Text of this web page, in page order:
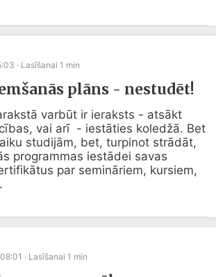
· Lasīšanai 1 min
plāns - nestudēt!
varbūt ir ieraksts - atsākt
vai arī  - iestāties koledžā. Bet
studijām, bet, turpinot strādāt,
programmas iestādei savas
par semināriem, kursiem,
· Lasīšanai 1 min